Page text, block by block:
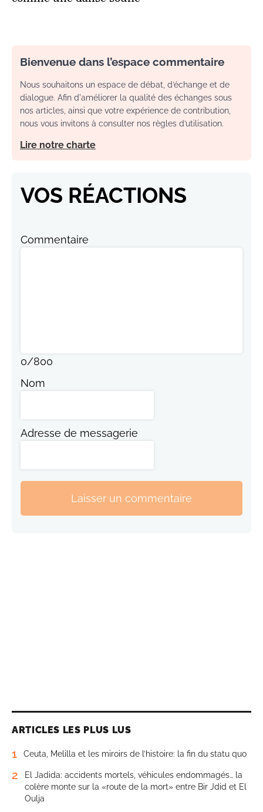
Bienvenue dans l’espace commentaire
Nous souhaitons un espace de débat, d’échange et de
dialogue. Afin d'améliorer la qualité des échanges sous
nos articles, ainsi que votre expérience de contribution,
nous vous invitons à consulter nos règles d’utilisation.
Lire notre charte
VOS RÉACTIONS
Commentaire
0/800
Nom
Adresse de messagerie
Laisser un commentaire
ARTICLES LES PLUS LUS
1 Ceuta, Melilla et les miroirs de l’histoire: la fin du statu quo
2
El Jadida: accidents mortels, véhicules endommagés… la
colère monte sur la «route de la mort» entre Bir Jdid et El
Oulja